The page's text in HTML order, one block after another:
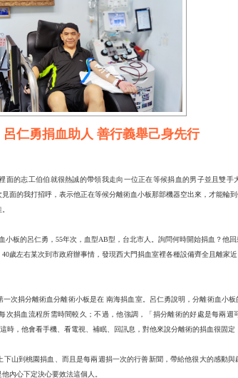
呂仁勇捐血助人 善行義舉己身先行
面的志工伯伯就很熱誠的帶領我走向一位正在等候捐血的男子並且雙手
面的我打招呼，表示他正在等候分離術血小板那部機器空出來，才能輪
小板的呂仁勇，55年次，血型AB型，台北市人。詢問何時開始捐血？他
歲左右某次到市政府辦事情，發現西大門捐血室裡各種設備齊全且離家
次捐分離術血分離術小板是在 南海捐血室。呂仁勇說明，分離術血小
次捐血流程所需時間較久；不過，他強調，「捐分離術的好處是每兩週
時，他會看手機、看電視、補眠、回訊息，對他來說分離術的捐血很固定
山到桃園捐血、而且是每兩週捐一次的行善新聞，帶給他很大的感動
內心下定決心要效法這個人。